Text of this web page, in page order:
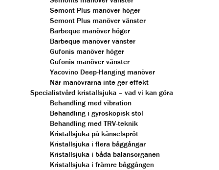
Semont Plus manöver höger
Semont Plus manöver vänster
Barbeque manöver höger
Barbeque manöver vänster
Gufonis manöver höger
Gufonis manöver vänster
Yacovino Deep-Hanging manöver
När manövrarna inte ger effekt
Specialistvård kristallsjuka – vad vi kan göra
Behandling med vibration
Behandling i gyroskopisk stol
Behandling med TRV-teknik
Kristallsjuka på känselspröt
Kristallsjuka i flera båggångar
Kristallsjuka i båda balansorganen
Kristallsjuka i främre båggången